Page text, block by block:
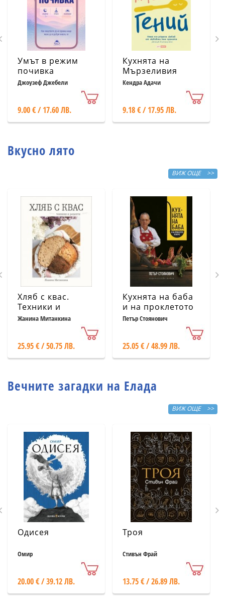
Умът в режим
почивка
Джоузеф Джебели
9.00 € / 17.60 ЛВ.
Кухнята на
Мързеливия
гений
Кендра Адачи
9.18 € / 17.95 ЛВ.
Вкусно лято
ВИЖ ОЩЕ >>
Хляб с квас.
Техники и
рецепти
Жанина Митанкина
25.95 € / 50.75 ЛВ.
Кухнята на баба
и на проклетото
й внуче
Петър Стоянович
25.05 € / 48.99 ЛВ.
Вечните загадки на Елада
ВИЖ ОЩЕ >>
Одисея
Омир
20.00 € / 39.12 ЛВ.
Троя
Стивън Фрай
13.75 € / 26.89 ЛВ.